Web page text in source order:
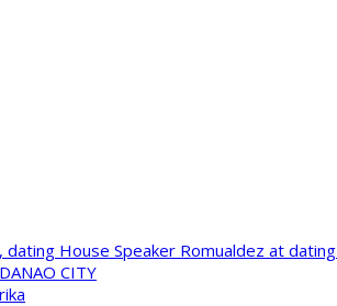
House Speaker Romualdez at
CITY